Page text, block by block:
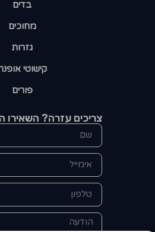
בדים
מחוכים
גזרות
קישוטי
פורים
צריכים עזרה? השאירו